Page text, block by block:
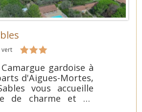
vert
gardoise à
d'Aigues-Mortes,
vous accueille
de charme et de